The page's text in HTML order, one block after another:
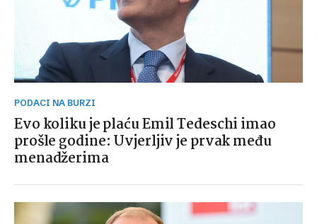
PODACI NA BURZI
Evo koliku je plaću Emil Tedeschi imao
prošle godine: Uvjerljiv je prvak među
menadžerima